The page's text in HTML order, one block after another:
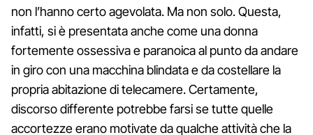
non l’hanno certo agevolata. Ma non solo. Questa,
infatti, si è presentata anche come una donna
fortemente ossessiva e paranoica al punto da andare
in giro con una macchina blindata e da costellare la
propria abitazione di telecamere. Certamente,
discorso differente potrebbe farsi se tutte quelle
accortezze erano motivate da qualche attività che la